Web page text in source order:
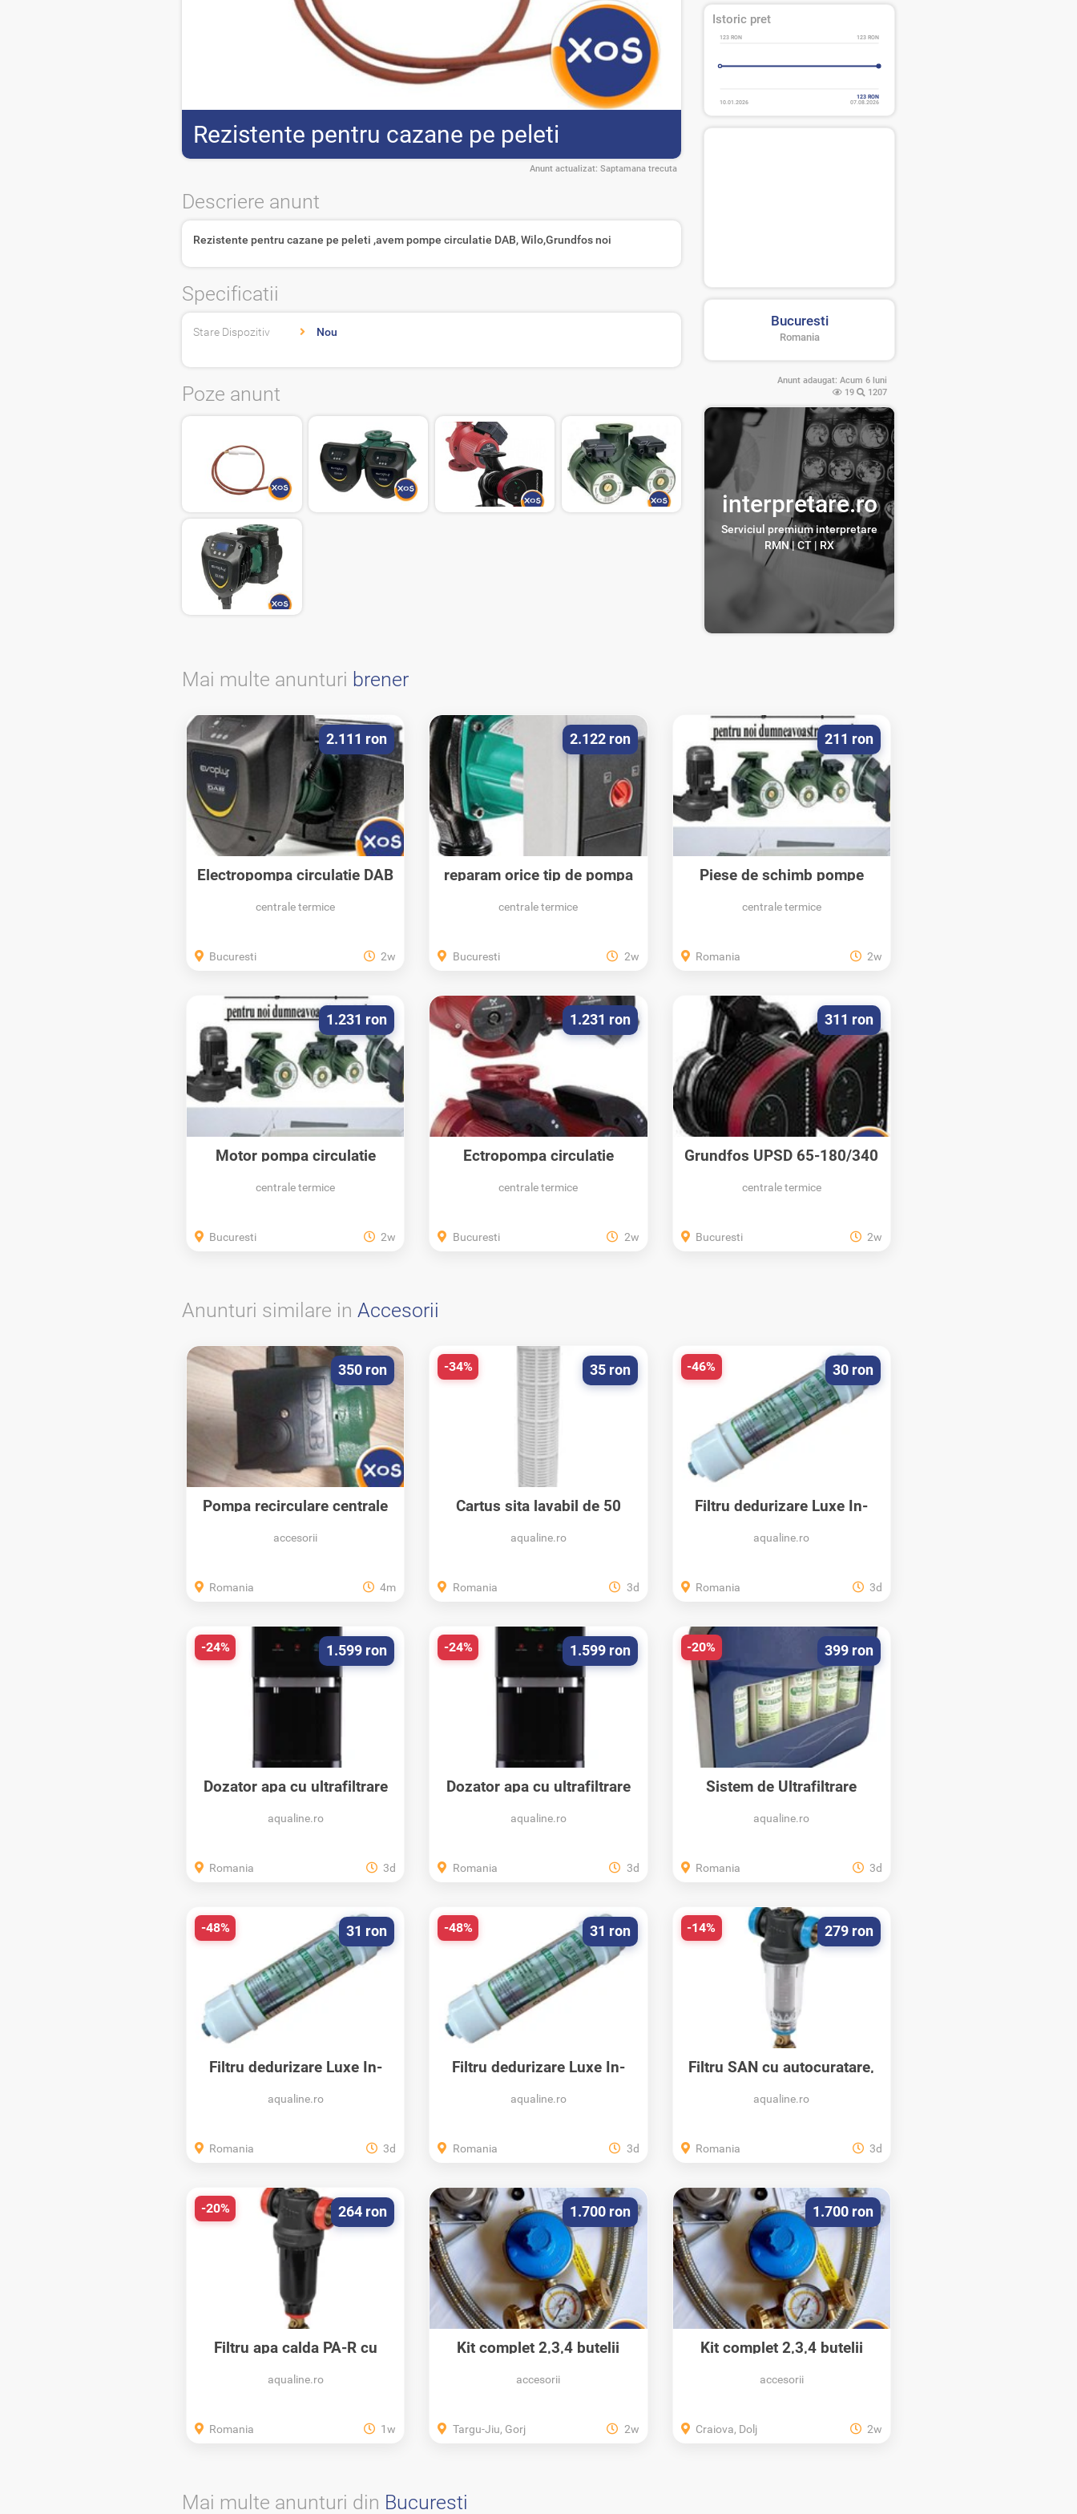
Rezistente pentru cazane pe peleti
Anunt actualizat: Saptamana trecuta
Descriere anunt
Rezistente pentru cazane pe peleti ,avem pompe circulatie DAB, Wilo,Grundfos noi
Specificatii
Stare Dispozitiv Nou
Poze anunt
Istoric pret
123 RON 123 RON
123 RON
10.01.2026
07.08.2026
Bucuresti
Romania
19 1207
Anunt adaugat: Acum 6 luni
interpretare.ro
Serviciul premium interpretare
RMN | CT | RX
Mai multe anunturi brener
Electropompa circulatie DAB
centrale termice
2.111 ron
Bucuresti 2w
reparam orice tip de pompa
centrale termice
2.122 ron
Bucuresti 2w
Piese de schimb pompe
centrale termice
211 ron
Romania 2w
Motor pompa circulatie
centrale termice
1.231 ron
Bucuresti 2w
Ectropompa circulatie
centrale termice
1.231 ron
Bucuresti 2w
Grundfos UPSD 65-180/340
centrale termice
311 ron
Bucuresti 2w
Anunturi similare in Accesorii
Pompa recirculare centrale
accesorii
350 ron
Romania 4m
Cartus sita lavabil de 50
aqualine.ro
35 ron
-34%
Romania 3d
Filtru dedurizare Luxe In-
aqualine.ro
30 ron
-46%
Romania 3d
Dozator apa cu ultrafiltrare
aqualine.ro
1.599 ron
-24%
Romania 3d
Dozator apa cu ultrafiltrare
aqualine.ro
1.599 ron
-24%
Romania 3d
Sistem de Ultrafiltrare
aqualine.ro
399 ron
-20%
Romania 3d
Filtru dedurizare Luxe In-
aqualine.ro
31 ron
-48%
Romania 3d
Filtru dedurizare Luxe In-
aqualine.ro
31 ron
-48%
Romania 3d
Filtru SAN cu autocuratare,
aqualine.ro
279 ron
-14%
Romania 3d
Filtru apa calda PA-R cu
aqualine.ro
264 ron
-20%
Romania 1w
Kit complet 2,3,4 butelii
accesorii
1.700 ron
Targu-Jiu, Gorj 2w
Kit complet 2,3,4 butelii
accesorii
1.700 ron
Craiova, Dolj 2w
Mai multe anunturi din Bucuresti